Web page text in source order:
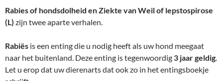
Rabies of hondsdolheid en Ziekte van Weil of lepstospirose
(L) zijn twee aparte verhalen.
Rabiës is een enting die u nodig heeft als uw hond meegaat
naar het buitenland. Deze enting is tegenwoordig 3 jaar geldig.
Let u erop dat uw dierenarts dat ook zo in het entingsboekje